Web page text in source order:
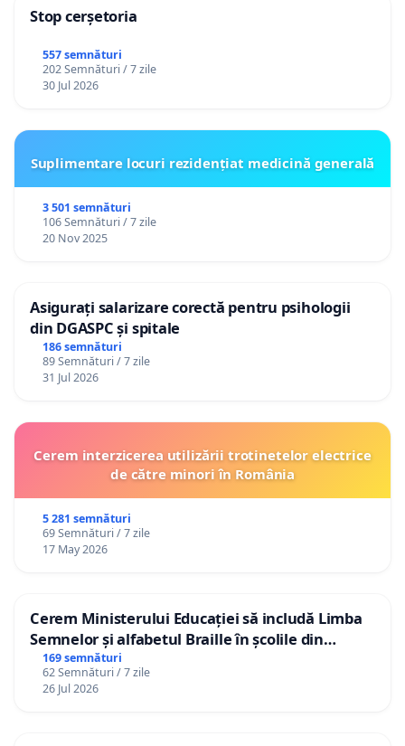
Stop cerșetoria
557 semnături
202 Semnături / 7 zile
30 Jul 2026
Suplimentare locuri rezidențiat medicină generală
3 501 semnături
106 Semnături / 7 zile
20 Nov 2025
Asigurați salarizare corectă pentru psihologii
din DGASPC și spitale
186 semnături
89 Semnături / 7 zile
31 Jul 2026
Cerem interzicerea utilizării trotinetelor electrice
de către minori în România
5 281 semnături
69 Semnături / 7 zile
17 May 2026
Cerem Ministerului Educației să includă Limba
Semnelor și alfabetul Braille în școlile din
Republica Moldova!
169 semnături
62 Semnături / 7 zile
26 Jul 2026